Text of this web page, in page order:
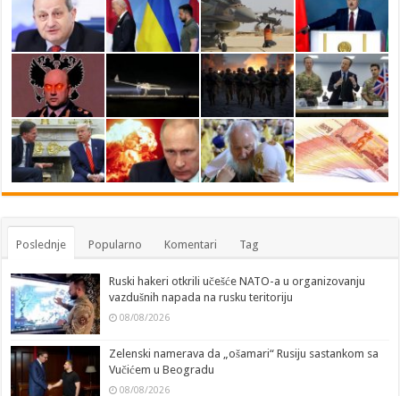
Poslednje Popularno Komentari Tag
Ruski hakeri otkrili učešće NATO-a u organizovanju
vazdušnih napada na rusku teritoriju
08/08/2026
Zelenski namerava da „ošamari“ Rusiju sastankom sa
Vučićem u Beogradu
08/08/2026